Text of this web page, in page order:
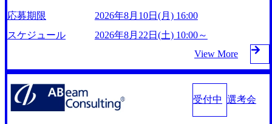
ての経験を活かしながら自らプロダクト開発や自社の業務改
善ができます。(希望者のみとなります) ● BIG4・アクセンチ
ュアをはじめとした大手外資系コンサルファーム出身者が多
く集まっています ● 平均年齢は35歳で、幅広い年齢の方が
られていない組織です(ワンプール制) ● 海外事業拠点をシン
ガポールに設立し、グローバル案件に対応するコンサルティ
ング体制を構築しています 東京都中央区八重洲2-2-1 東京ミ
ッドタウン八重洲 八重洲セントラルタワー8階 受動喫煙対策
及び実行支援 ・ロボティクスソリューションを活用した事
業戦略策定及び営業支援 ※その他新規事業や既存デジタル
トランスフォーメーションの案件が多数 ● マネージャー プ
ロジェクトの管理者として、プロジェクト・メンバーの管
理・運営を担う。プロジェクト設計から管理・推進、クライ
アントとのコミュニケーション、成果物の品質管理、メンバ
ーの育成などを担当。 ● シニアマネージャー 主要なプロジ
ェクトの責任者として、マネージャーの管理、及びプロジェ
(https://markezine.jp/article/detail/45446) エンジニアからコンサ
ルタントへ。会社に入って、何が変わった？ (https://www.bus
inessinsider.jp/post-288838) プラダ：ラグジュアリー製品のパ
ーソナライゼーション (https://www.accenture.com/jp-ja/case-stu
dies/song/prada-luxury-product-customization) 大正製薬：ITカー
ブアウト支援 (https://www.accenture.com/jp-ja/case-studies/consu
lting/taisho-pharmaceutical)（ストラテジー & コンサルティン
グ） ソフトバンク：初のオンライン開催「SoftBank World 20
20」でマーケ＆営業のDX実現 (https://www.accenture.com/jp-j
事業を展開する オールインハウスの組織体制をとっており
社内で新しい事業開発などの人員調達できる 独立資本経営
をとっており、事業創造の自由度が高い https://storage.google
apis.com/our-vision-production.appspot.com/public/images/2024092
5162633_7242d0de-3e54-4f03-b076-00318d5c0dff_1200x644.web
p レバレジーズ株式会社 会社説明資料 (https://speakerdeck.co
m/leverages/leverages-hui-she-shao-jie-zi-liao-zhong-tu-cai-yong-xia
ng-ke) 「働く人」「事業・サービス」「カルチャー」など、
レバレジーズのリアルを取り上げています！ (https://melev.lev
erages.jp/) レバレジーズグローバル、大分県より「外国人留
応募期限
2026年8月10日(月) 16:00
スケジュール
2026年8月22日(土) 10:00～
View More
受付中 選考会